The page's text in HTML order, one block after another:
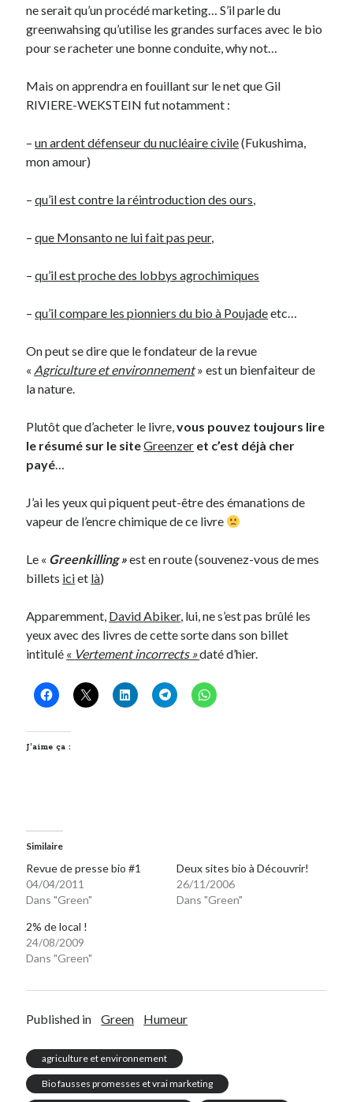
On parle de quoi ?
Bon plan du dimanche
Coup de coeur
Engagé
Geek
Humeur
Lyon
Mini-monsieur
Parole de Follower
Photos
Post inutile
Proust
Sorties cuculturelles
Tavukoi
Vidéos
ne serait qu’un procédé marketing… S’il parle du
greenwahsing qu’utilise les grandes surfaces avec le bio
pour se racheter une bonne conduite, why not…
Mais on apprendra en fouillant sur le net que Gil
RIVIERE-WEKSTEIN fut notamment :
–un ardent défenseur du nucléaire civile(Fukushima,
mon amour)
–qu’il est contre la réintroduction des ours,
–que Monsanto ne lui fait pas peur,
–qu’il est proche des lobbys agrochimiques
–qu’il compare les pionniers du bio à Poujadeetc…
On peut se dire que le fondateur de la revue
« Agriculture et environnement» est un bienfaiteur de
la nature.
Plutôt que d’acheter le livre,vous pouvez toujours lire
le résumé sur le siteGreenzer et c’est déjà cher
payé…
J’ai les yeux qui piquent peut-être des émanations de
vapeur de l’encre chimique de ce livre
Le « Greenkilling »est en route (souvenez-vous de mes
billets iciet là)
Apparemment, David Abiker, lui, ne s’est pas brûlé les
yeux avec des livres de cette sorte dans son billet
intitulé « Vertement incorrects »daté d’hier.
J’aime ça :
Similaire
Revue de presse bio #1
04/04/2011
Dans "Green"
Deux sites bio à Découvrir!
26/11/2006
Dans "Green"
2% de local !
24/08/2009
Dans "Green"
Published in Green Humeur
agriculture et environnement
Bio fausses promesses et vrai marketing